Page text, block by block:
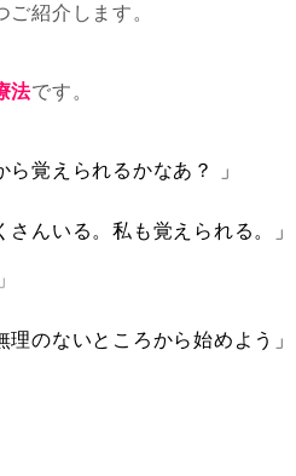
紹介します。
法です。
覚えられるかなあ？ 」
んいる。私も覚えられる。」
のないところから始めよう」